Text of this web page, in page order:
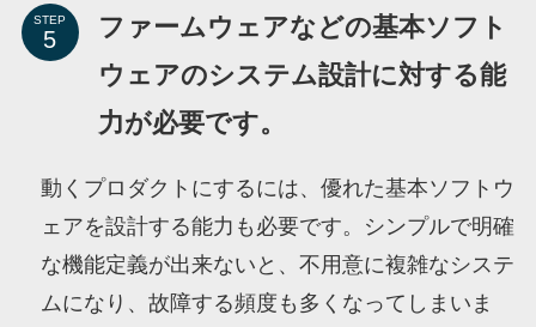
STEP
ファームウェアなどの基本ソフト
ウェアのシステム設計に対する能
力が必要です。
動くプロダクトにするには、優れた基本ソフトウ
ェアを設計する能力も必要です。シンプルで明確
な機能定義が出来ないと、不用意に複雑なシステ
ムになり、故障する頻度も多くなってしまいま